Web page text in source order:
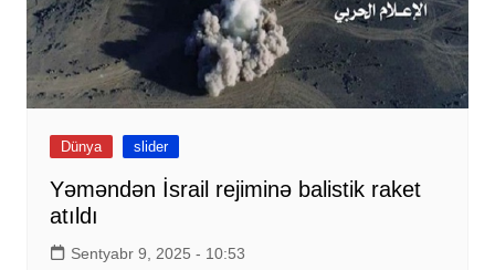
Dünya slider
Yəməndən İsrail rejiminə balistik raket
atıldı
Sentyabr 9, 2025 - 10:53